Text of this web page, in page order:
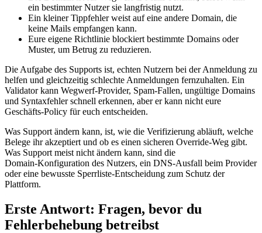
ein bestimmter Nutzer sie langfristig nutzt.
Ein kleiner Tippfehler weist auf eine andere Domain, die
keine Mails empfangen kann.
Eure eigene Richtlinie blockiert bestimmte Domains oder
Muster, um Betrug zu reduzieren.
Die Aufgabe des Supports ist, echten Nutzern bei der Anmeldung zu
helfen und gleichzeitig schlechte Anmeldungen fernzuhalten. Ein
Validator kann Wegwerf‑Provider, Spam‑Fallen, ungültige Domains
und Syntaxfehler schnell erkennen, aber er kann nicht eure
Geschäfts‑Policy für euch entscheiden.
Was Support ändern kann, ist, wie die Verifizierung abläuft, welche
Belege ihr akzeptiert und ob es einen sicheren Override‑Weg gibt.
Was Support meist nicht ändern kann, sind die
Domain‑Konfiguration des Nutzers, ein DNS‑Ausfall beim Provider
oder eine bewusste Sperrliste‑Entscheidung zum Schutz der
Plattform.
Erste Antwort: Fragen, bevor du
Fehlerbehebung betreibst